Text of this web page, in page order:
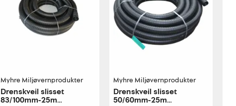
Myhre Miljøvernprodukter
Drenskveil slisset
83/100mm-25m
Myhre Miljøvernprodukter
Drenskveil slisset
50/60mm-25m